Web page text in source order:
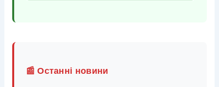
📰 Останні новини